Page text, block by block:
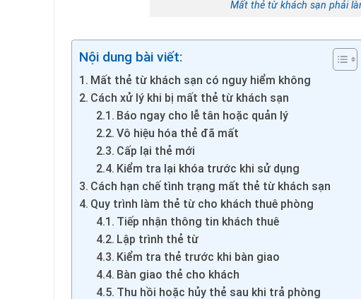
Mất thẻ từ khách sạn phải
Nội dung bài viết:
Mất thẻ từ khách sạn có nguy hiểm không
Cách xử lý khi bị mất thẻ từ khách sạn
Báo ngay cho lễ tân hoặc quản lý
Vô hiệu hóa thẻ đã mất
Cấp lại thẻ mới
Kiểm tra lại khóa trước khi sử dụng
Cách hạn chế tình trạng mất thẻ từ khách sạn
Quy trình làm thẻ từ cho khách thuê phòng
Tiếp nhận thông tin khách thuê
Lập trình thẻ từ
Kiểm tra thẻ trước khi bàn giao
Bàn giao thẻ cho khách
Thu hồi hoặc hủy thẻ sau khi trả phòng